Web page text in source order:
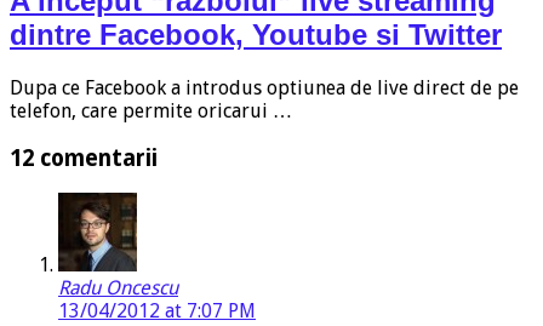
dintre Facebook, Youtube si Twitter
Dupa ce Facebook a introdus optiunea de live direct de pe
telefon, care permite oricarui …
12 comentarii
Radu Oncescu
13/04/2012 at 7:07 PM